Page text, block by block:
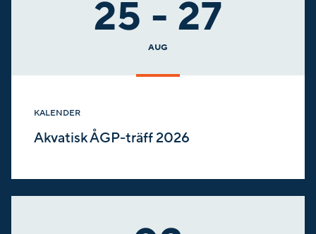
25 - 27
AUG
KALENDER
Akvatisk ÅGP-träff 2026